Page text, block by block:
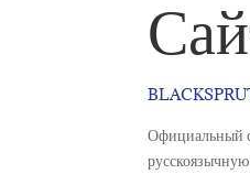
Официальный